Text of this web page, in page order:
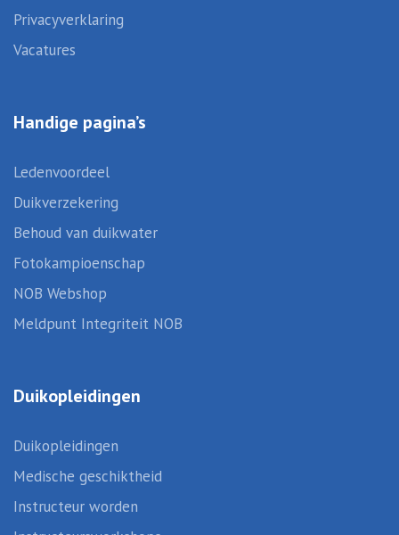
Privacyverklaring
Vacatures
Handige pagina’s
Ledenvoordeel
Duikverzekering
Behoud van duikwater
Fotokampioenschap
NOB Webshop
Meldpunt Integriteit NOB
Duikopleidingen
Duikopleidingen
Medische geschiktheid
Instructeur worden